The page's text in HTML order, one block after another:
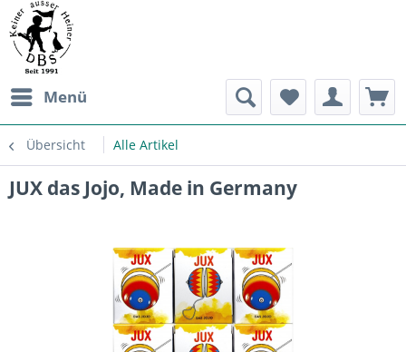
Menü
Übersicht Alle Artikel
JUX das Jojo, Made in Germany